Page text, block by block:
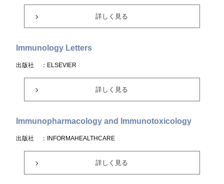
詳しく見る
Immunology Letters
出版社 ：ELSEVIER
詳しく見る
Immunopharmacology and Immunotoxicology
出版社 ：INFORMAHEALTHCARE
詳しく見る